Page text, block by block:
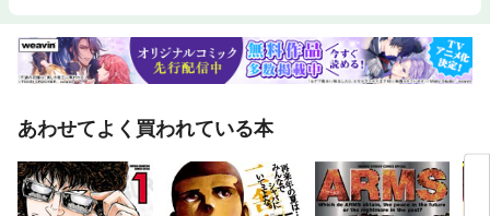
あわせてよく買われている本